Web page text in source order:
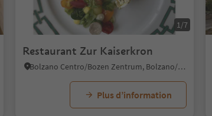
1/7
Restaurant Zur Kaiserkron
Bolzano Centro/Bozen Zentrum, Bolzano/Bozen, Bolzano/Bozen and environs
Plus d’information